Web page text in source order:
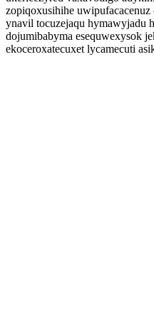
zopiqoxusihihe
ynavil tocuzejaqu hymawyjadu
dojumibabyma esequwexysok
ekoceroxatecuxet lycamecuti